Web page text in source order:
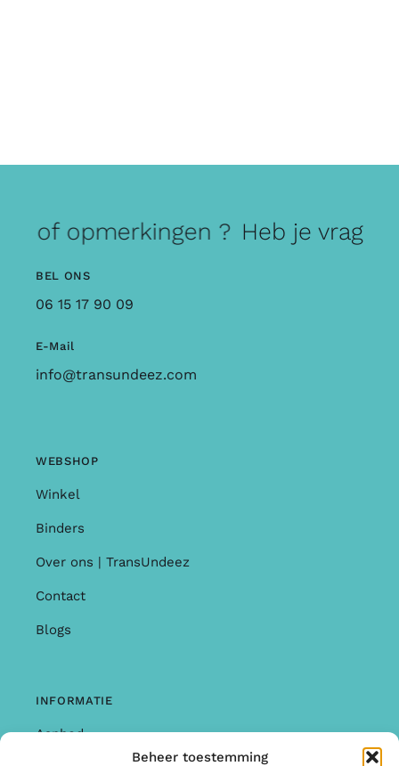
Beheer toestemming
of opmerkingen ? Heb je
BEL ONS
06 15 17 90 09
E-Mail
info@transundeez.com
WEBSHOP
Winkel
Binders
Over ons | TransUndeez
Contact
Blogs
INFORMATIE
Aanbod